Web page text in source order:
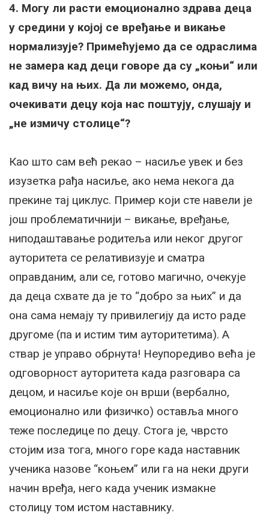
4. Могу ли расти емоционално здрава деца
у средини у којој се вређање и викање
нормализује? Примећујемо да се одраслима
не замера кад деци говоре да су „коњи“ или
кад вичу на њих. Да ли можемо, онда,
очекивати децу која нас поштују, слушају и
„не измичу столице“?
Као што сам већ рекао – насиље увек и без
изузетка рађа насиље, ако нема некога да
прекине тај циклус. Пример који сте навели је
још проблематичнији – викање, вређање,
ниподаштавање родитеља или неког другог
ауторитета се релативизује и сматра
оправданим, али се, готово магично, очекује
да деца схвате да је то “добро за њих” и да
она сама немају ту привилегију да исто раде
другоме (па и истим тим ауторитетима). А
ствар је управо обрнута! Неупоредиво већа је
одговорност ауторитета када разговара са
децом, и насиље које он врши (вербално,
емоционално или физичко) оставља много
теже последице по децу. Стога је, чврсто
стојим иза тога, много горе када наставник
ученика назове “коњем” или га на неки други
начин вређа, него када ученик измакне
столицу том истом наставнику.